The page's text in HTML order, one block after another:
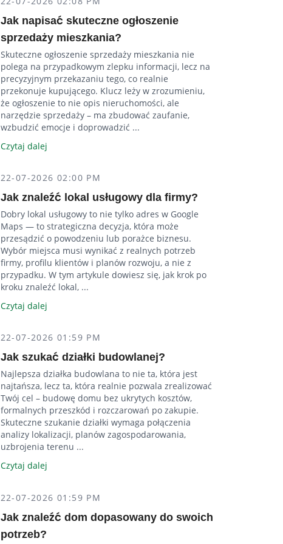
Jak napisać skuteczne ogłoszenie
sprzedaży mieszkania?
Skuteczne ogłoszenie sprzedaży mieszkania nie
polega na przypadkowym zlepku informacji, lecz na
precyzyjnym przekazaniu tego, co realnie
przekonuje kupującego. Klucz leży w zrozumieniu,
że ogłoszenie to nie opis nieruchomości, ale
narzędzie sprzedaży – ma zbudować zaufanie,
wzbudzić emocje i doprowadzić ...
Czytaj dalej
22-07-2026 02:00 PM
Jak znaleźć lokal usługowy dla firmy?
Dobry lokal usługowy to nie tylko adres w Google
Maps — to strategiczna decyzja, która może
przesądzić o powodzeniu lub porażce biznesu.
Wybór miejsca musi wynikać z realnych potrzeb
firmy, profilu klientów i planów rozwoju, a nie z
przypadku. W tym artykule dowiesz się, jak krok po
kroku znaleźć lokal, ...
Czytaj dalej
22-07-2026 01:59 PM
Jak szukać działki budowlanej?
Najlepsza działka budowlana to nie ta, która jest
najtańsza, lecz ta, która realnie pozwala zrealizować
Twój cel – budowę domu bez ukrytych kosztów,
formalnych przeszkód i rozczarowań po zakupie.
Skuteczne szukanie działki wymaga połączenia
analizy lokalizacji, planów zagospodarowania,
uzbrojenia terenu ...
Czytaj dalej
22-07-2026 01:59 PM
Jak znaleźć dom dopasowany do swoich
potrzeb?